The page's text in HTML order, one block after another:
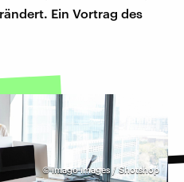
Ein Vortrag des
©imago images / Shotshop